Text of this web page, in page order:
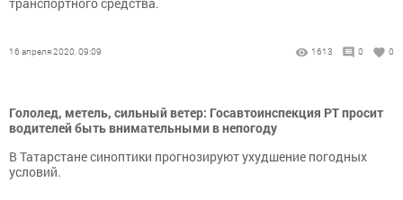
транспортного средства.
16 апреля 2020, 09:09 1613 0 0
Гололед, метель, сильный ветер: Госавтоинспекция РТ просит
водителей быть внимательными в непогоду
В Татарстане синоптики прогнозируют ухудшение погодных
условий.